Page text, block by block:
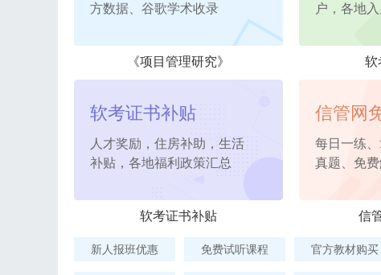
方数据、谷歌学术收录
《项目管理研究》
户，各地
软
软考证书补贴
人才奖励，住房补助，生活
补贴，各地福利政策汇总
软考证书补贴
信管网
每日一练
真题、免
信
新人报班优惠 免费试听课程 官方教材购买